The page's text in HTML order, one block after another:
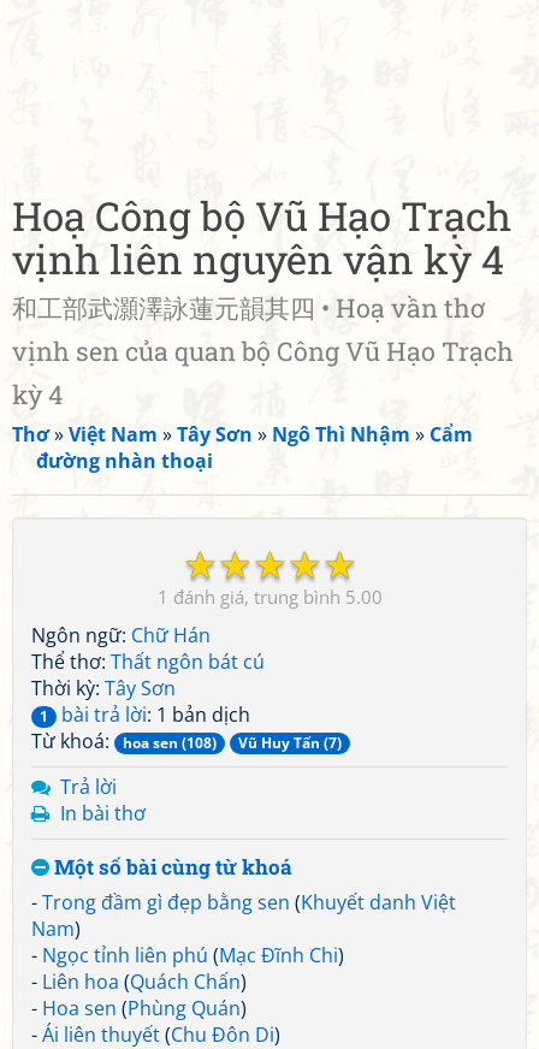
Hoạ Công bộ Vũ Hạo Trạch
vịnh liên nguyên vận kỳ 4
和工部武灝澤詠蓮元韻其四 • Hoạ vần thơ
vịnh sen của quan bộ Công Vũ Hạo Trạch
kỳ 4
Thơ»Việt Nam »Tây Sơn » Ngô Thì Nhậm » Cẩm
đường nhàn thoại
☆
☆
☆
☆
☆
1 5.00
Ngôn ngữ: Chữ Hán
Thể thơ: Thất ngôn bát cú
Thời kỳ: Tây Sơn
1 bài trả lời: 1 bản dịch
Từ khoá:
hoa sen (108) Vũ Huy Tấn (7)
Trả lời
In bài thơ
Một số bài cùng từ khoá
-Trong đầm gì đẹp bằng sen (Khuyết danh Việt
Nam)
- Ngọc tỉnh liên phú (Mạc Đĩnh Chi)
- Liên hoa (Quách Chấn)
- Hoa sen (Phùng Quán)
-Ái liên thuyết(Chu Đôn Di)